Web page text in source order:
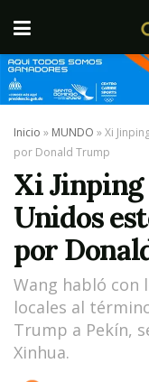
Inicio » MUNDO »Xi
por Donald Trump
Xi
Unidos
por
Wang habló con
locales al
Trump a Pekín,
Xinhua.